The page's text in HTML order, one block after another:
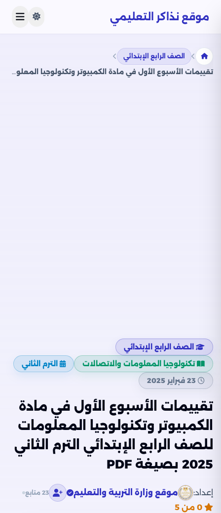
موقع نذاكر التعليمي
الصف الرابع الإبتدائي
تقييمات الأسبوع الأول في مادة الكمبيوتر وتكنولوجيا المعلومات للصف الرابع الإبتدائي الترم الثاني 2025 بصيغة PDF
الصف الرابع الإبتدائي
تكنولوجيا المعلومات والاتصالات
الترم الثاني
23 فبراير 2025
تقييمات الأسبوع الأول في مادة
الكمبيوتر وتكنولوجيا المعلومات
للصف الرابع الإبتدائي الترم الثاني
2025 بصيغة PDF
إعداد: موقع وزارة التربية والتعليم 23 متابع
0 من 5